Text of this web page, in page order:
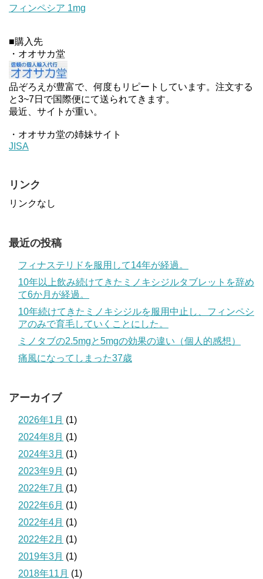
フィンペシア 1mg
■購入先
・オオサカ堂
品ぞろえが豊富で、何度もリピートしています。注文する
と3~7日で国際便にて送られてきます。
最近、サイトが重い。
・オオサカ堂の姉妹サイト
JISA
リンク
リンクなし
最近の投稿
フィナステリドを服用して14年が経過。
10年以上飲み続けてきたミノキシジルタブレットを辞め
て6か月が経過。
10年続けてきたミノキシジルを服用中止し、フィンペシ
アのみで育毛していくことにした。
ミノタブの2.5mgと5mgの効果の違い（個人的感想）
痛風になってしまった37歳
アーカイブ
2026年1月 (1)
2024年8月 (1)
2024年3月 (1)
2023年9月 (1)
2022年7月 (1)
2022年6月 (1)
2022年4月 (1)
2022年2月 (1)
2019年3月 (1)
2018年11月 (1)